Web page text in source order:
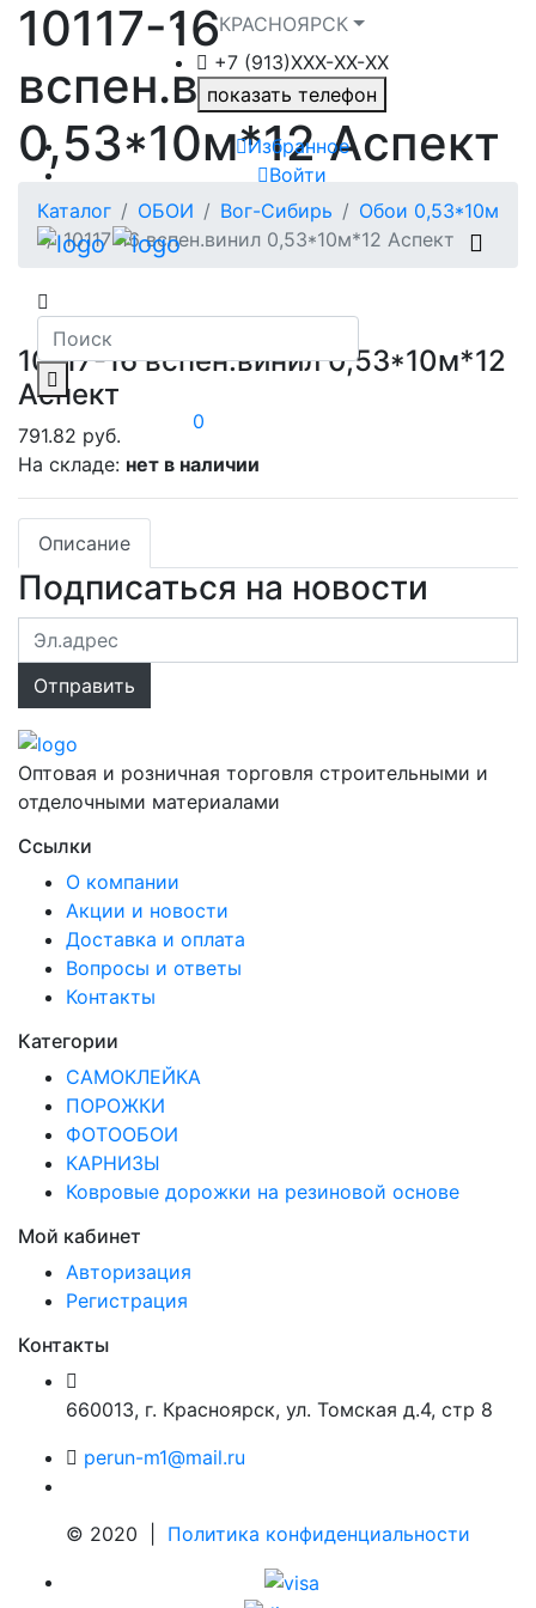
КРАСНОЯРСК
+7 (913)ХXX-ХХ-XX
показать телефон
Избранное
Войти
0
10117-16
вспен.винил
0,53*10м*12 Аспект
Каталог ОБОИ Вог-Сибирь
Обои 0,53*10м
10117-16 вспен.винил 0,53*10м*12 Аспект
10117-16 вспен.винил 0,53*10м*12
Аспект
791.82 руб.
На складе: нет в наличии
Описание
Подписаться на новости
Оптовая и розничная торговля строительными и
отделочными материалами
Ссылки
О компании
Акции и новости
Доставка и оплата
Вопросы и ответы
Контакты
Категории
САМОКЛЕЙКА
ПОРОЖКИ
ФОТООБОИ
КАРНИЗЫ
Ковровые дорожки на резиновой основе
Мой кабинет
Авторизация
Регистрация
Контакты
660013, г. Красноярск, ул. Томская д.4, стр 8
perun-m1@mail.ru
© 2020 | Политика конфиденциальности